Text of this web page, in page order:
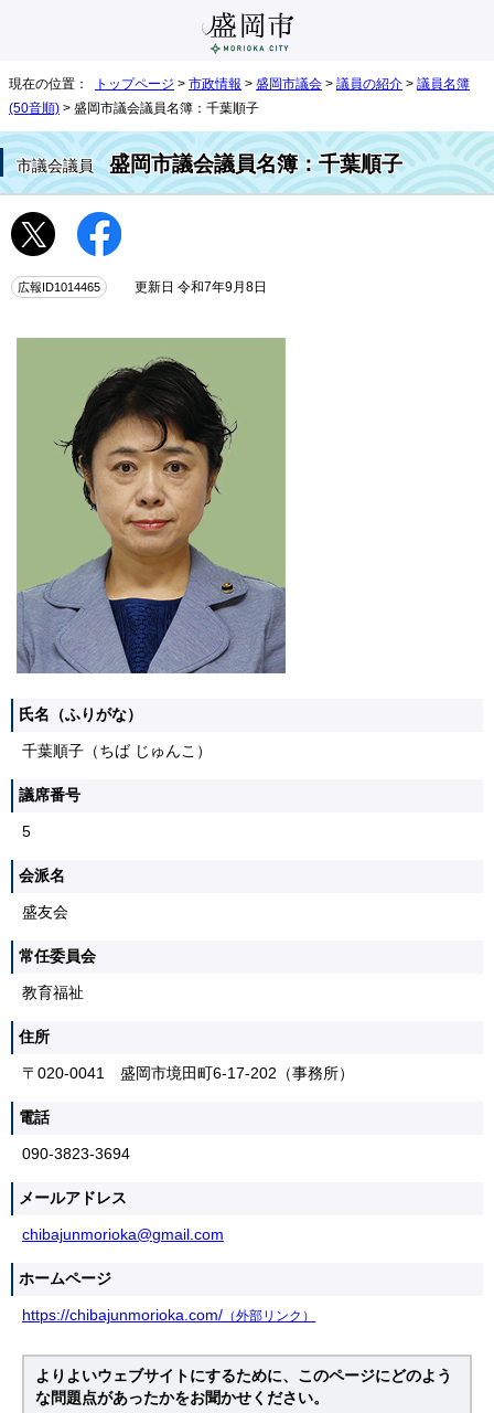
現在の位置： トップページ > 市政情報 > 盛岡市議会 > 議員の紹介 > 議員名簿
(50音順) > 盛岡市議会議員名簿：千葉順子
市議会議員盛岡市議会議員名簿：千葉順子
広報ID1014465 更新日 令和7年9月8日
氏名（ふりがな）
千葉順子（ちば じゅんこ）
議席番号
5
会派名
盛友会
常任委員会
教育福祉
住所
〒020-0041 盛岡市境田町6-17-202（事務所）
電話
090-3823-3694
メールアドレス
chibajunmorioka@gmail.com
ホームページ
https://chibajunmorioka.com/ （外部リンク）
よりよいウェブサイトにするために、このページにどのよう
な問題点があったかをお聞かせください。